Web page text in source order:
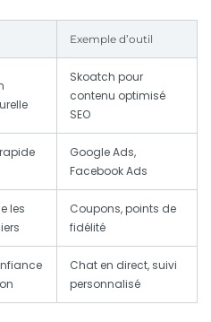
Exemple d’outil
Skoatch pour
contenu optimisé
SEO
Google Ads,
Facebook Ads
les
Coupons, points de
fidélité
Chat en direct, suivi
personnalisé